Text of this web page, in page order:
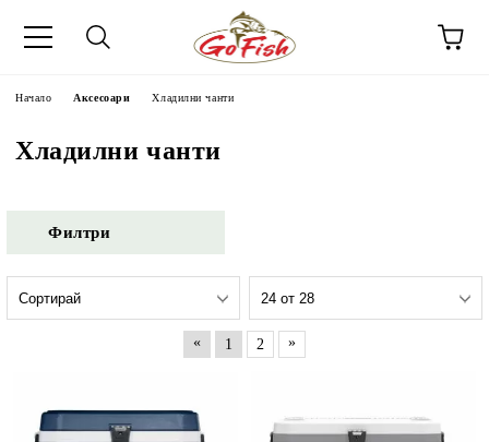
Начало Аксесоари Хладилни чанти
Хладилни чанти
Филтри
« 1 2 »